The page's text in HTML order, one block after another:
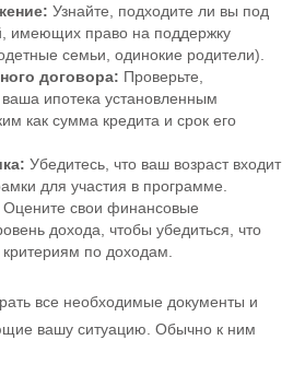
Узнайте, подходите ли вы под
имеющих право на поддержку
семьи, одинокие родители).
договора: Проверьте,
ваша ипотека установленным
как сумма кредита и срок его
Убедитесь, что ваш возраст входит
для участия в программе.
Оцените свои финансовые
дохода, чтобы убедиться, что
критериям по доходам.
все необходимые документы и
вашу ситуацию. Обычно к ним